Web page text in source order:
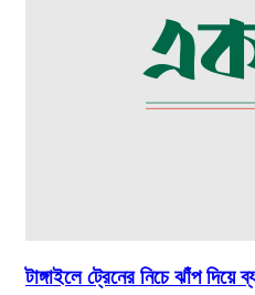
টাঙ্গাইলে ট্রেনের নিচে ঝাঁপ দিয়ে